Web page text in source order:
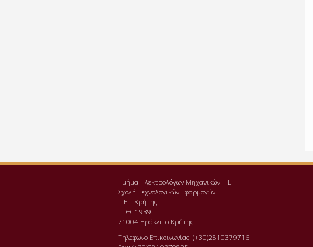
Τμήμα Ηλεκτρολόγων Μηχανικών Τ.Ε.
Σχολή Τεχνολογικών Εφαρμογών
Τ.Ε.Ι. Κρήτης
Τ. Θ. 1939
71004 Ηράκλειο Κρήτης
Τηλέφωνο Επικοινωνίας: (+30)2810379716